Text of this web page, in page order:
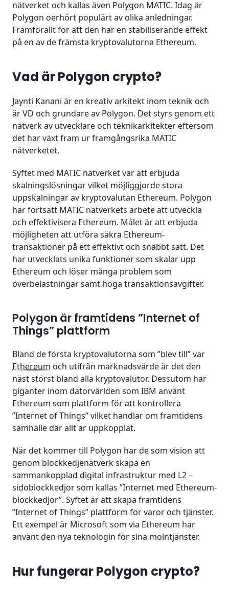
Kan det vara bra att investera i Polygon crypto?
Polygon är kryptovalutan för idag och framtiden
Polygon är en stabil valuta med prognostiserad
Vilka utmaningar står Polygon crypto inför?
Slutord om Polygon crypto
nätverket och kallas även Polygon MATIC. Idag är
Polygon oerhört populärt av olika anledningar.
Framförallt för att den har en stabiliserande effekt
på en av de främsta kryptovalutorna Ethereum.
Vad är Polygon crypto?
Jaynti Kanani är en kreativ arkitekt inom teknik och
är VD och grundare av Polygon. Det styrs genom ett
nätverk av utvecklare och teknikarkitekter eftersom
det har växt fram ur framgångsrika MATIC
nätverketet.
Syftet med MATIC nätverket var att erbjuda
skalningslösningar vilket möjliggjorde stora
uppskalningar av kryptovalutan Ethereum. Polygon
har fortsatt MATIC nätverkets arbete att utveckla
och effektivisera Ethereum. Målet är att erbjuda
möjligheten att utföra säkra Ethereum-
transaktioner på ett effektivt och snabbt sätt. Det
har utvecklats unika funktioner som skalar upp
Ethereum och löser många problem som
överbelastningar samt höga transaktionsavgifter.
Polygon är framtidens ”Internet of
Things” plattform
Bland de första kryptovalutorna som ”blev till” var
Ethereum och utifrån marknadsvärde är det den
näst störst bland alla kryptovalutor. Dessutom har
giganter inom datorvärlden som IBM använt
Ethereum som plattform för att kontrollera
”Internet of Things” vilket handlar om framtidens
samhälle där allt är uppkopplat.
När det kommer till Polygon har de som vision att
genom blockkedjenätverk skapa en
sammankopplad digital infrastruktur med L2 –
sidoblockkedjor som kallas ”Internet med Ethereum-
blockkedjor”. Syftet är att skapa framtidens
”Internet of Things” plattform för varor och tjänster.
Ett exempel är Microsoft som via Ethereum har
använt den nya teknologin för sina molntjänster.
Hur fungerar Polygon crypto?